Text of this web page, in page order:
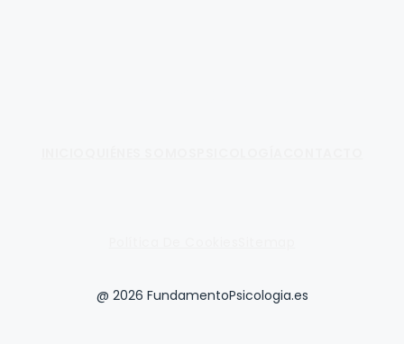
@ 2026 FundamentoPsicologia.es